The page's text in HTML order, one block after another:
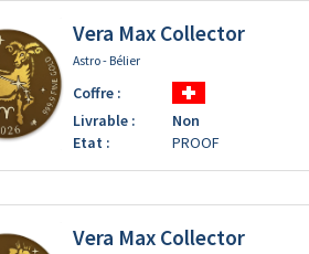
Vera Max Collector
Astro - Bélier
Coffre :
Livrable :
Non
Etat :
PROOF
Vera Max Collector